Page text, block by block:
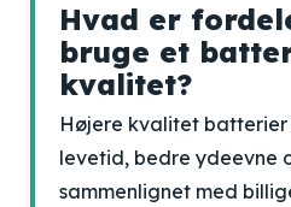
Hvad er
bruge et
kvalitet?
Højere kvalitet
levetid, bedre ydeevne
sammenlignet med